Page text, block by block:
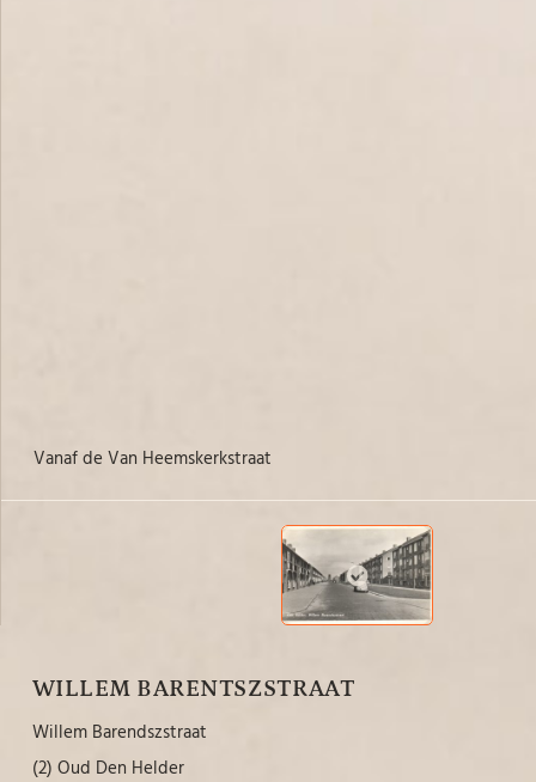
WILLEM BARENTSZSTRAAT
Willem Barendszstraat
(2) Oud Den Helder
vanaf de Van Heemskerkstraat